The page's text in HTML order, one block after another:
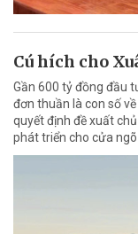
Cú hích cho
Gần 600 tỷ đồng đầu
đơn thuần là con số
quyết định đề xuất
phát triển cho cửa